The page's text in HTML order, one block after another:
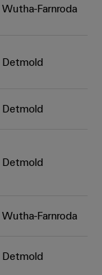
Wutha-Farnroda
Detmold
Detmold
Detmold
Wutha-Farnroda
Detmold